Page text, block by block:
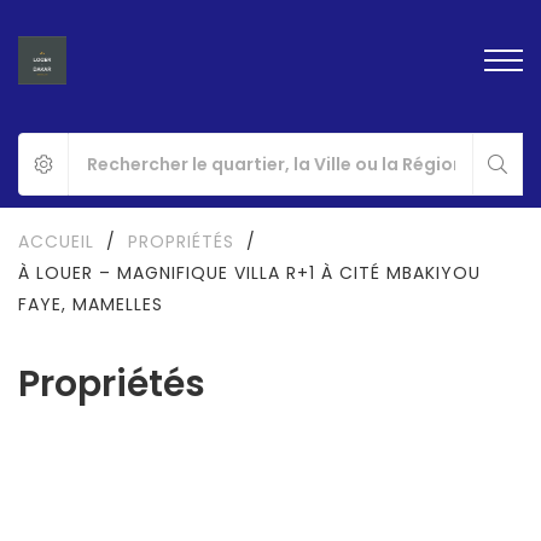
Propriétés
ACCUEIL / PROPRIÉTÉS
/
À LOUER – MAGNIFIQUE VILLA R+1 À CITÉ MBAKIYOU
FAYE, MAMELLES